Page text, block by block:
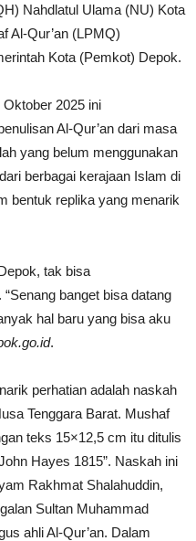
Nahdlatul Ulama (NU) Kota
Al-Qur’an (LPMQ)
Kota (Pemkot) Depok.
2025 ini
Al-Qur’an dari masa
yang belum menggunakan
berbagai kerajaan Islam di
bentuk replika yang menarik
tak bisa
banget bisa datang
hal baru yang bisa aku
.
perhatian adalah naskah
Tenggara Barat. Mushaf
teks 15×12,5 cm itu ditulis
Hayes 1815”. Naskah ini
Rakhmat Shalahuddin,
Sultan Muhammad
ahli Al-Qur’an. Dalam